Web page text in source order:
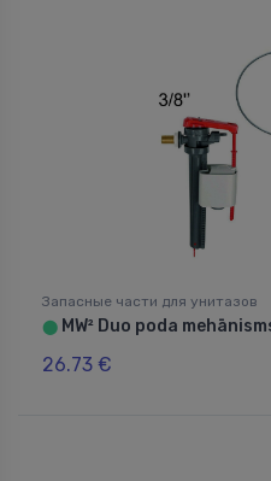
Запасные части для унитазов
⬤ MW² Duo poda
26.73 €